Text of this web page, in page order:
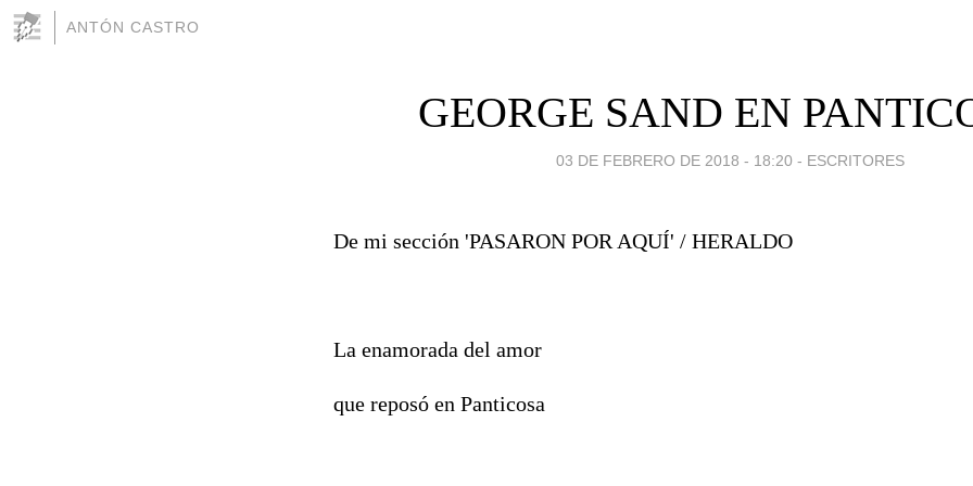
ANTÓN CASTRO
GEORGE SAND EN
03 DE FEBRERO DE 2018 - 18:20 - ESCRITORES
De mi sección 'PASARON POR AQUÍ' / HERALDO
La enamorada del amor
que reposó en Panticosa